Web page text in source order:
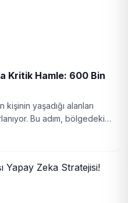
Kritik Hamle: 600 Bin
yaşadığı alanları
Bu adım, bölgedeki